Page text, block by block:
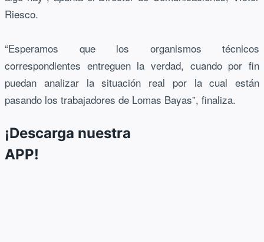
Riesco.
“Esperamos que los organismos técnicos
correspondientes entreguen la verdad, cuando por fin
puedan analizar la situación real por la cual están
pasando los trabajadores de Lomas Bayas”, finaliza.
¡Descarga nuestra
APP!